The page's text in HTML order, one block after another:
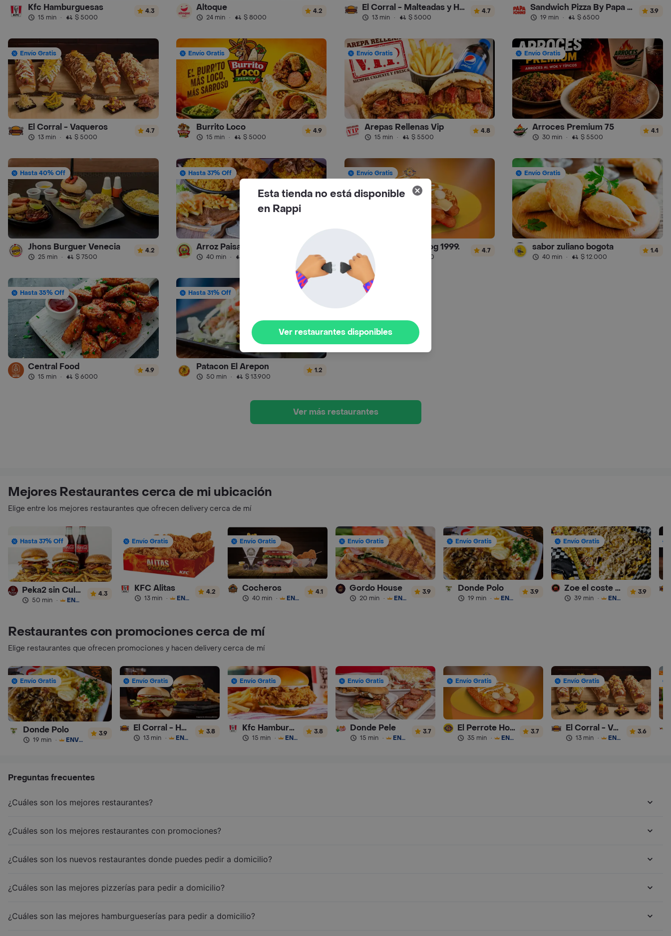
Kfc Hamburguesas
15 min · $ 5000
4.3 Altoque
24 min · $ 8000
4.2 El Corral - Malteadas y Helados
13 min · $ 5000
4.7 Sandwich Pizza By Papa Johns
19 min · $ 6500
3.9
Envío Gratis
El Corral - Vaqueros
13 min · $ 5000
4.7
Envío Gratis
Burrito Loco
15 min · $ 5000
4.9
Envío Gratis
Arepas Rellenas Vip
15 min · $ 5500
4.8
Envío Gratis
Arroces Premium 75
30 min · $ 5500
4.1
Hasta 40% Off
Jhons Burguer Venecia
25 min · $ 7500
4.2
Hasta 37% Off
Arroz Paisa Jh
40 min ·
Envío Gratis
El Perrote Hot Dog 1999.
$ 7000
4.7
Envío Gratis
sabor zuliano bogota
40 min · $ 12.000
1.4
Hasta 35% Off
Central Food
15 min · $ 6000
4.9
Hasta 31% Off
Patacon El Arepon
50 min · $ 13.900
1.2
Ver más restaurantes
Mejores Restaurantes cerca de mi ubicación
Elige entre los mejores restaurantes que ofrecen delivery cerca de mí
Hasta 37% Off
Peka2 sin Culpa Lourdes
50 min · ENVÍO GRATIS
4.3
Envío Gratis
KFC Alitas
13 min · ENVÍO GRATIS
4.2
Envío Gratis
Cocheros
40 min · ENVÍO GRATIS
4.1
Envío Gratis
Gordo House
20 min · ENVÍO GRATIS
3.9
Envío Gratis
Donde Polo
19 min · ENVÍO GRATIS
3.9
Envío Gratis
Zoe el coste comida rápida
39 min · ENVÍO GRATIS
3.9
Restaurantes con promociones cerca de mí
Elige restaurantes que ofrecen promociones y hacen delivery cerca de mí
Envío Gratis
Donde Polo
19 min · ENVÍO GRATIS
3.9
Envío Gratis
El Corral - Hamburguesa
13 min · ENVÍO GRATIS
3.8
Envío Gratis
Kfc Hamburguesas
15 min · ENVÍO GRATIS
3.8
Envío Gratis
Donde Pele
15 min · ENVÍO GRATIS
3.7
Envío Gratis
El Perrote Hot Dog 1999.
35 min · ENVÍO GRATIS
3.7
Envío Gratis
El Corral - Vaqueros
13 min · ENVÍO GRATIS
3.6
Preguntas frecuentes
¿Cuáles son los mejores restaurantes?
¿Cuáles son los mejores restaurantes con promociones?
¿Cuáles son los nuevos restaurantes donde puedes pedir a domicilio?
¿Cuáles son las mejores pizzerías para pedir a domicilio?
¿Cuáles son las mejores hamburgueserías para pedir a domicilio?
Esta tienda no está disponible
en Rappi
Ver restaurantes disponibles